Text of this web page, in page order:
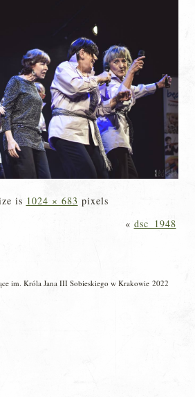
is 1024 × 683 pixels
« dsc_1948
im. Króla Jana III Sobieskiego w Krakowie 2022